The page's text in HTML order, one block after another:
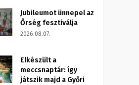
Jubileumot ünnepel az
Őrség fesztiválja
2026.08.07.
Elkészült a
meccsnaptár: így
játszik majd a Győri